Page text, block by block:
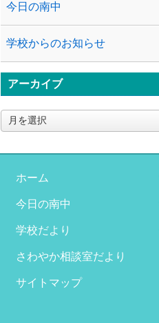
今日の南中
学校からのお知らせ
アーカイブ
ア
ー
イ
ホーム
今日の南中
学校だより
さわやか相談室だより
サイトマップ